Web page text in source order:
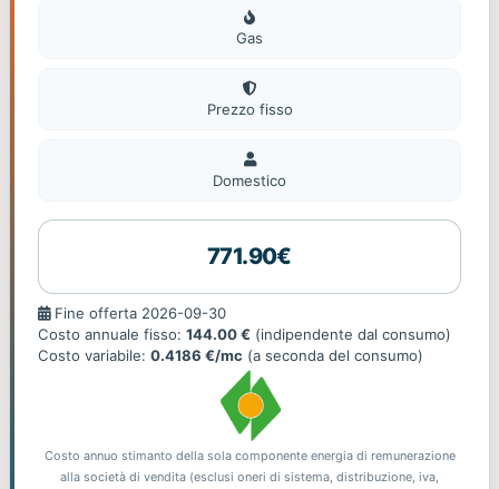
Gas
Gas
Prezzo fisso
Domestico
Domestico
771.90€
Fine
offerta
Fine offerta 2026-09-30
Costo annuale fisso: 144.00 € (indipendente dal consumo)
Costo variabile: 0.4186 €/mc (a seconda del consumo)
Costo annuo stimanto della sola componente energia di remunerazione
alla società di vendita (esclusi oneri di sistema, distribuzione, iva,